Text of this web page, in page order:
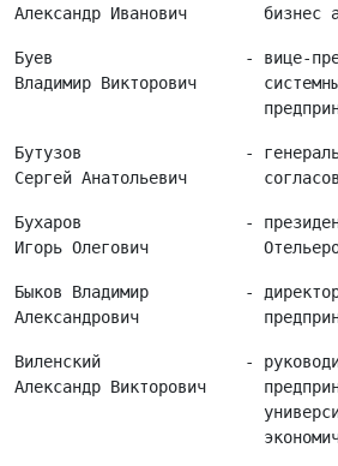
Буев                    - вице-
Владимир Викторович
Бутузов                 -
Бухаров                 -
Быков Владимир          - директор
Виленский               -
Александр Викторович